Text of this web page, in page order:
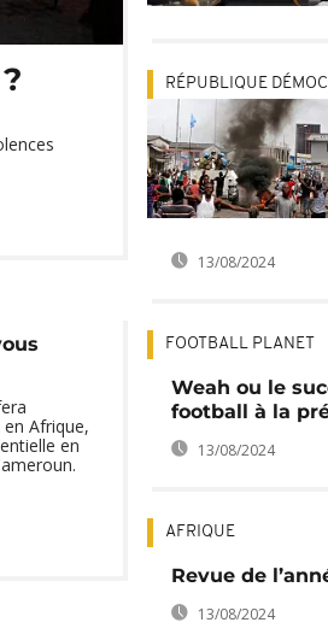
Afrique,
en
RÉPUBLIQUE
13/08/2024
FOOTBALL PLANET
Weah ou le
football à la
13/08/2024
AFRIQUE
Revue de
13/08/2024